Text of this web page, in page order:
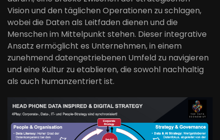
Vision und den täglichen Operationen zu schlagen,
wobei die Daten als Leitfaden dienen und die
Menschen im Mittelpunkt stehen. Dieser integrative
Ansatz ermöglicht es Unternehmen, in einem
zunehmend datengetriebenen Umfeld zu navigieren
und eine Kultur zu etablieren, die sowohl nachhaltig
als auch humanzentriert ist.